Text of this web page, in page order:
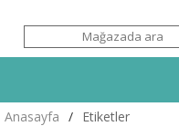
Anasayfa / Etiketler